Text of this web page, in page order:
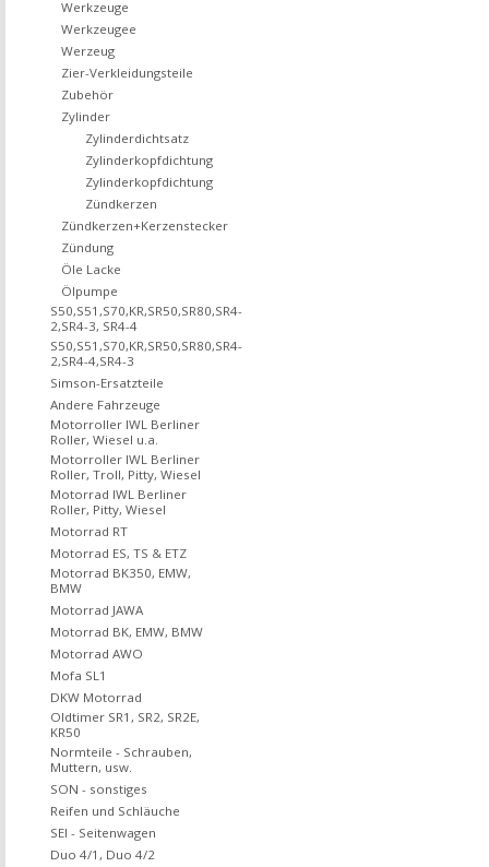
Werkzeuge
Werkzeugee
Werzeug
Zier-Verkleidungsteile
Zubehör
Zylinder
Zylinderdichtsatz
Zylinderkopfdichtung
Zylinderkopfdichtung
Zündkerzen
Zündkerzen+Kerzenstecker
Zündung
Öle Lacke
Ölpumpe
S50,S51,S70,KR,SR50,SR80,SR4-
2,SR4-3, SR4-4
S50,S51,S70,KR,SR50,SR80,SR4-
2,SR4-4,SR4-3
Simson-Ersatzteile
Andere Fahrzeuge
Motorroller IWL Berliner
Roller, Wiesel u.a.
Motorroller IWL Berliner
Roller, Troll, Pitty, Wiesel
Motorrad IWL Berliner
Roller, Pitty, Wiesel
Motorrad RT
Motorrad ES, TS & ETZ
Motorrad BK350, EMW,
BMW
Motorrad JAWA
Motorrad BK, EMW, BMW
Motorrad AWO
Mofa SL1
DKW Motorrad
Oldtimer SR1, SR2, SR2E,
KR50
Normteile - Schrauben,
Muttern, usw.
SON - sonstiges
Reifen und Schläuche
SEI - Seitenwagen
Duo 4/1, Duo 4/2